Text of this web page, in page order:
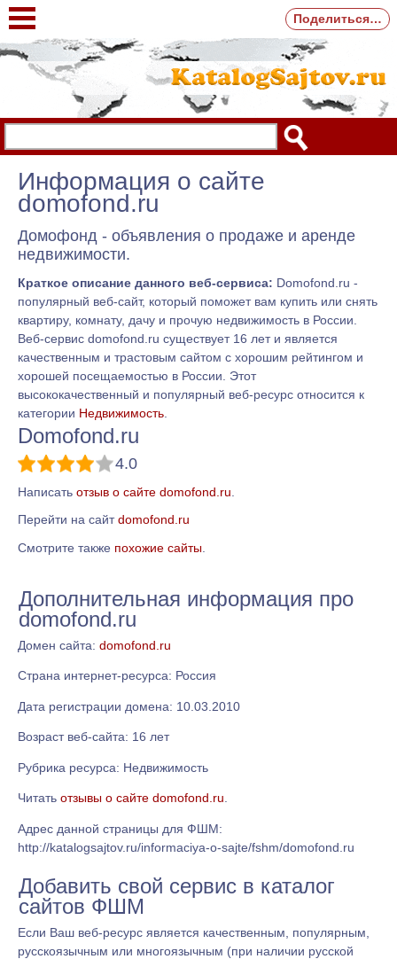
Информация о сайте
domofond.ru
Домофонд - объявления о продаже и аренде
недвижимости.
Краткое описание данного веб-сервиса: Domofond.ru -
популярный веб-сайт, который поможет вам купить или снять
квартиру, комнату, дачу и прочую недвижимость в России.
Веб-сервис domofond.ru существует 16 лет и является
качественным и трастовым сайтом с хорошим рейтингом и
хорошей посещаемостью в России. Этот
высококачественный и популярный веб-ресурс относится к
категории Недвижимость
Domofond.ru
4.0
Написать отзыв о сайте domofond.ru
Перейти на сайтdomofond.ru
Смотрите также похожие сайты
Дополнительная информация про
domofond.ru
Домен сайта: domofond.ru
Страна интернет-ресурса: Россия
Дата регистрации домена: 10.03.2010
Возраст веб-сайта: 16 лет
Рубрика ресурса: Недвижимость
Читать отзывы о сайте domofond.ru
Адрес данной страницы для ФШМ:
http://katalogsajtov.ru/informaciya-o-sajte/fshm/domofond.ru
Добавить свой сервис в каталог
сайтов ФШМ
Если Ваш веб-ресурс является качественным, популярным,
русскоязычным или многоязычным (при наличии русской
Поделиться…